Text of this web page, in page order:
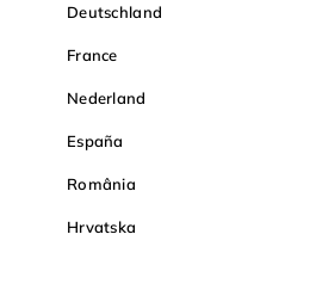
Deutschland
France
Nederland
España
România
Hrvatska